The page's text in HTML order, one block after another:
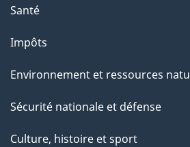
Santé
Impôts
Environnement et ressources
Sécurité nationale et défense
Culture, histoire et sport